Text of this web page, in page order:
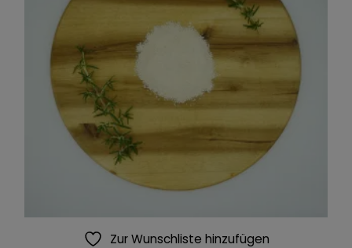
Zur Wunschliste hinzufügen